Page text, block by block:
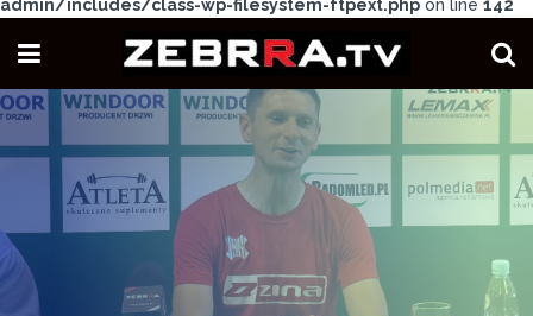
admin/includes/class-wp-filesystem-ftpext.php on line 142